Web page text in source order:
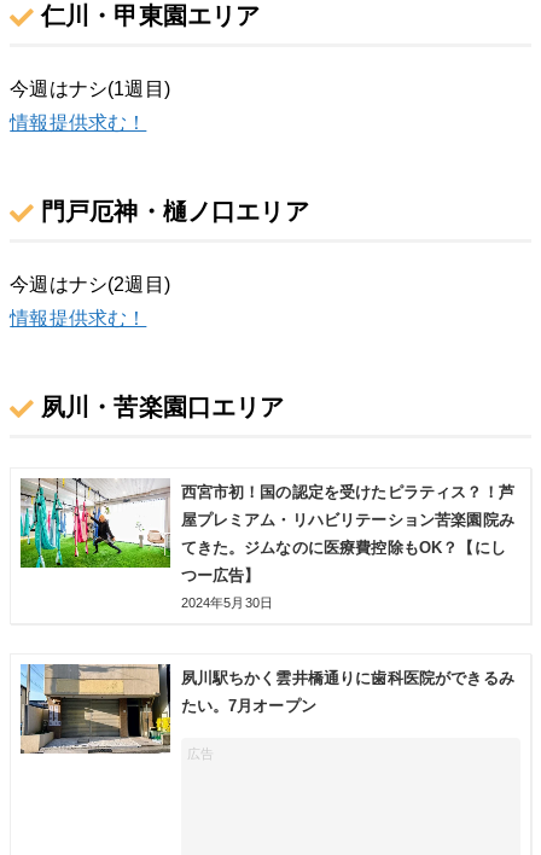
仁川・甲東園エリア
今週はナシ(1週目)
情報提供求む！
門戸厄神・樋ノ口エリア
今週はナシ(2週目)
情報提供求む！
夙川・苦楽園口エリア
西宮市初！国の認定を受けたピラティス？！芦
屋プレミアム・リハビリテーション苦楽園院み
てきた。ジムなのに医療費控除もOK？【にし
つー広告】
2024年5月30日
夙川駅ちかく雲井橋通りに歯科医院ができるみ
たい。7月オープン